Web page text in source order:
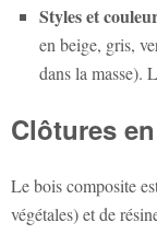
Styles et
en beige, gris,
dans la masse).
Clôtures
Le bois composite
végétales) et de